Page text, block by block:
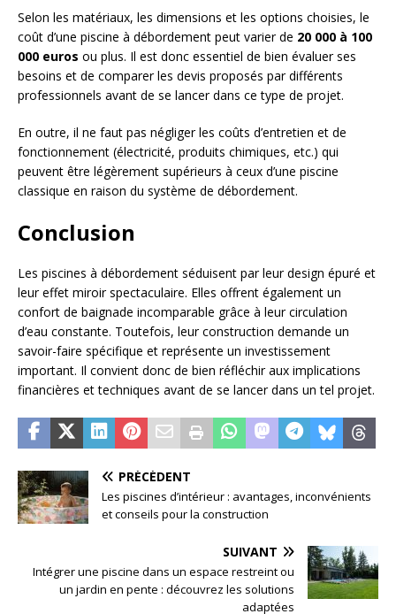
Selon les matériaux, les dimensions et les options choisies, le
coût d’une piscine à débordement peut varier de 20 000 à 100
000 euros ou plus. Il est donc essentiel de bien évaluer ses
besoins et de comparer les devis proposés par différents
professionnels avant de se lancer dans ce type de projet.
En outre, il ne faut pas négliger les coûts d’entretien et de
fonctionnement (électricité, produits chimiques, etc.) qui
peuvent être légèrement supérieurs à ceux d’une piscine
classique en raison du système de débordement.
Conclusion
Les piscines à débordement séduisent par leur design épuré et
leur effet miroir spectaculaire. Elles offrent également un
confort de baignade incomparable grâce à leur circulation
d’eau constante. Toutefois, leur construction demande un
savoir-faire spécifique et représente un investissement
important. Il convient donc de bien réfléchir aux implications
financières et techniques avant de se lancer dans un tel projet.
PRÉCÉDENT
Les piscines d’intérieur : avantages, inconvénients
et conseils pour la construction
SUIVANT
Intégrer une piscine dans un espace restreint ou
un jardin en pente : découvrez les solutions
adaptées